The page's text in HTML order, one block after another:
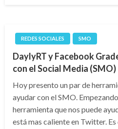
REDES SOCIALES SMO
DaylyRT y Facebook
con el Social Media (SMO)
Hoy presento un par de
ayudar con el SMO.
herramienta que nos puede
está mas caliente en Twitter.